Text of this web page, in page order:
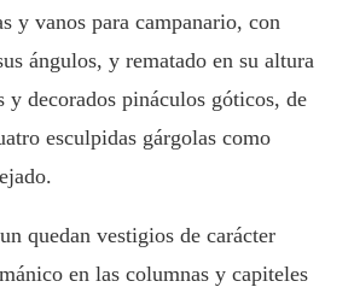
y vanos para campanario, con
ángulos, y rematado en su altura
y decorados pináculos góticos, de
esculpidas gárgolas como
quedan vestigios de carácter
en las columnas y capiteles